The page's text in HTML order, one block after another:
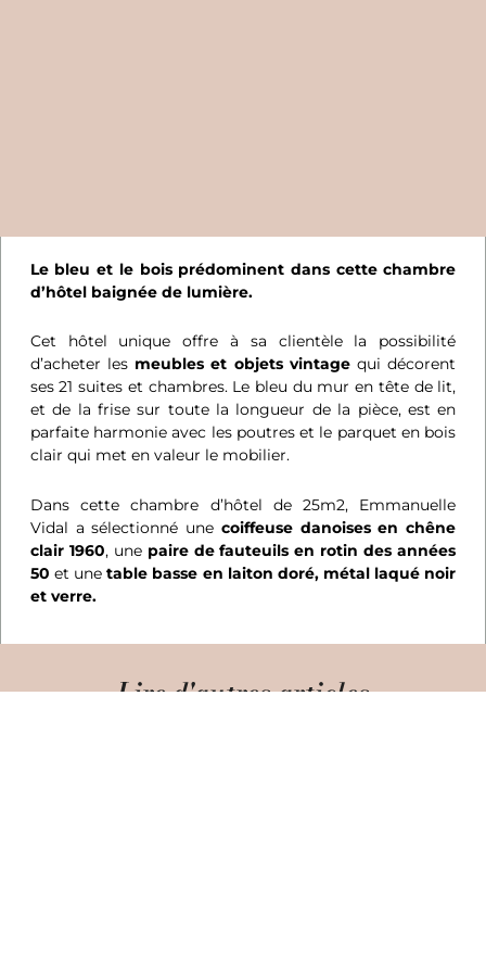
Le bleu et le bois prédominent dans cette chambre
d’hôtel baignée de lumière.
Cet hôtel unique offre à sa clientèle la possibilité
d’acheter lesmeubles et objets vintagequi décorent
ses 21 suites et chambres. Le bleu du mur en tête de lit,
et de la frise sur toute la longueur de la pièce, est en
parfaite harmonie avec les poutres et le parquet en bois
clair qui met en valeur le mobilier.
Dans cette chambre d’hôtel de 25m2, Emmanuelle
Vidal a sélectionné une coiffeuse danoises en chêne
clair 1960, une paire de fauteuils en rotin des années
50 et unetable basse en laiton doré, métal laqué noir
et verre.
Lire d'autres articles